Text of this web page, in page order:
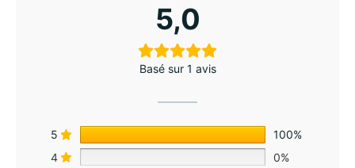
5,0
Basé sur 1 avis
5
100%
4
0%